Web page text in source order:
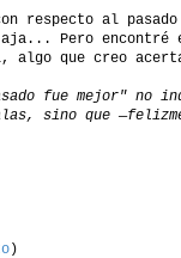
respecto al pasado
Pero encontré
algo que creo
fue mejor" no
sino que
)